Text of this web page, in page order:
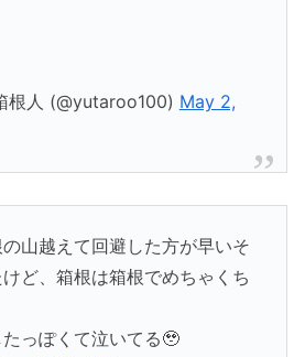
人 (@yutaroo100) May 2,
山越えて回避した方が早いそ
ど、箱根は箱根でめちゃくち
っぽくて泣いてる🥹